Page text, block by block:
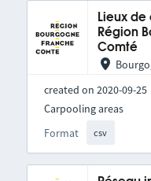
Lieux de
Région
Comté
created on 2020-09-25
Format csv
Carpooling areas